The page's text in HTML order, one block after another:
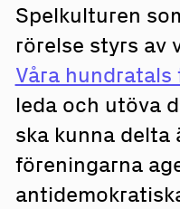
Spelkulturen
rörelse styrs av
Våra hundratals
leda och utöva
ska kunna
föreningarna